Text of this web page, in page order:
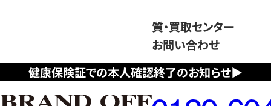
健康保険証での本人確認終了のお知らせ▶
質・買取センター
お問い合わせ
フ
リ